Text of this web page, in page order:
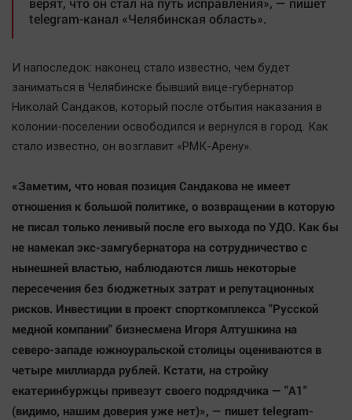
telegram-канал «Челябинская область».
И напоследок: наконец стало известно, чем будет
заниматься в Челябинске бывший вице-губернатор
Николай Сандаков, который после отбытия наказания в
колонии-поселении освободился и вернулся в город. Как
стало известно, он возглавит «РМК-Арену».
«Заметим, что новая позиция Сандакова не имеет
отношения к большой политике, о возвращении в которую
не писал только ленивый после его выхода по УДО. Как бы
не намекал экс-замгубернатора на сотрудничество с
нынешней властью, наблюдаются лишь некоторые
пересечения без бюджетных затрат и репутационных
рисков. Инвестиции в проект спорткомплекса "Русской
медной компании" бизнесмена Игоря Алтушкина на
северо-западе южноуральской столицы оцениваются в
четыре миллиарда рублей. Кстати, на стройку
екатеринбуржцы привезут своего подрядчика — "А1"
(видимо, нашим доверия уже нет)», — пишет telegram-